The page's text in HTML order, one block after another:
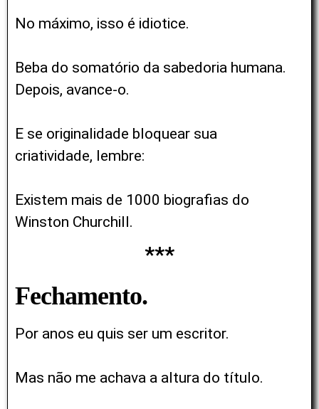
No máximo, isso é idiotice.
Beba do somatório da sabedoria humana.
Depois, avance-o.
E se originalidade bloquear sua
criatividade, lembre:
Existem mais de 1000 biografias do
Winston Churchill.
***
Fechamento.
Por anos eu quis ser um escritor.
Mas não me achava a altura do título.